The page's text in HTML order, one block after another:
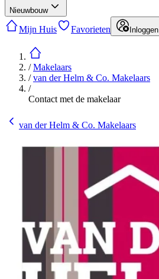
Nieuwbouw
Mijn Huis Favorieten Inloggen
/Makelaars
/van der Helm & Co. Makelaars
/
Contact met de makelaar
van der Helm & Co. Makelaars